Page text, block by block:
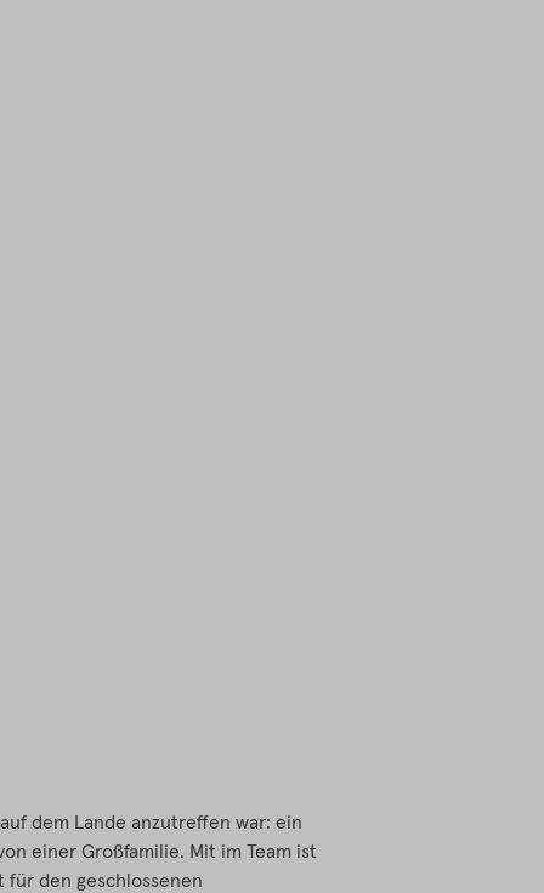
dem Lande anzutreffen war: ein
einer Großfamilie. Mit im Team ist
für den geschlossenen